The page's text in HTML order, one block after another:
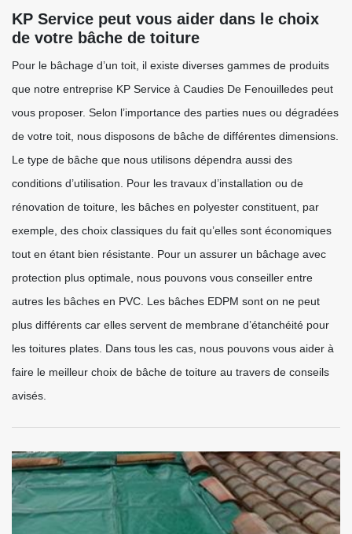
KP Service peut vous aider dans le choix
de votre bâche de toiture
Pour le bâchage d’un toit, il existe diverses gammes de produits
que notre entreprise KP Service à Caudies De Fenouilledes peut
vous proposer. Selon l’importance des parties nues ou dégradées
de votre toit, nous disposons de bâche de différentes dimensions.
Le type de bâche que nous utilisons dépendra aussi des
conditions d’utilisation. Pour les travaux d’installation ou de
rénovation de toiture, les bâches en polyester constituent, par
exemple, des choix classiques du fait qu’elles sont économiques
tout en étant bien résistante. Pour un assurer un bâchage avec
protection plus optimale, nous pouvons vous conseiller entre
autres les bâches en PVC. Les bâches EDPM sont on ne peut
plus différents car elles servent de membrane d’étanchéité pour
les toitures plates. Dans tous les cas, nous pouvons vous aider à
faire le meilleur choix de bâche de toiture au travers de conseils
avisés.